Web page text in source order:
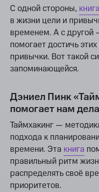
С одной стороны, книга
в жизни цели и
временем. А с
помогает достичь
привычки. Вот такой
запоминающейся.
Дэниел Пинк
помогает нам
Таймхакинг —
подхода к
времени. Эта книга
правильный ритм
распределять своё
приоритетов.